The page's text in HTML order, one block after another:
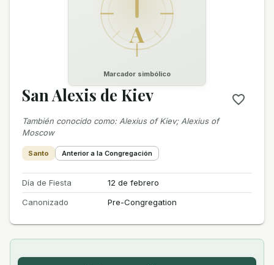
A
Marcador simbólico
San Alexis de Kiev
También conocido como: Alexius of Kiev; Alexius of
Moscow
Santo Anterior a la Congregación
Día de Fiesta
12 de febrero
Canonizado
Pre-Congregation